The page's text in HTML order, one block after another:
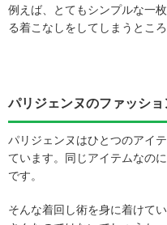
例えば、とてもシンプルな一
る着こなしをしてしまうとこ
パリジェンヌのファッシ
パリジェンヌはひとつのアイ
ています。同じアイテムなの
です。
そんな着回し術を身に着けて